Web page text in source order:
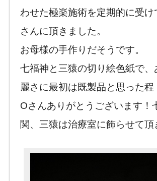
わせた極楽施術を定期的に受け
さんに頂きました。
お母様の手作りだそうです。
七福神と三猿の切り絵色紙で、
麗さに最初は既製品と思った程
Oさんありがとうございます！
関、三猿は治療室に飾らせて頂